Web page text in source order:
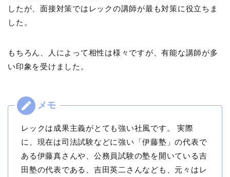
したが、面接対策ではレックの講師が最も対策に役立ちま
した。
もちろん、人によって相性は様々ですが、有能な講師が多
い印象を受けました。
レックは成果主義がとても強い社風です。 実際
に、現在は司法試験などに強い「伊藤塾」の代表で
ある伊藤真さんや、公務員試験の塾を開いている吉
田塾の代表である、吉田英二さんなども、元々はレ